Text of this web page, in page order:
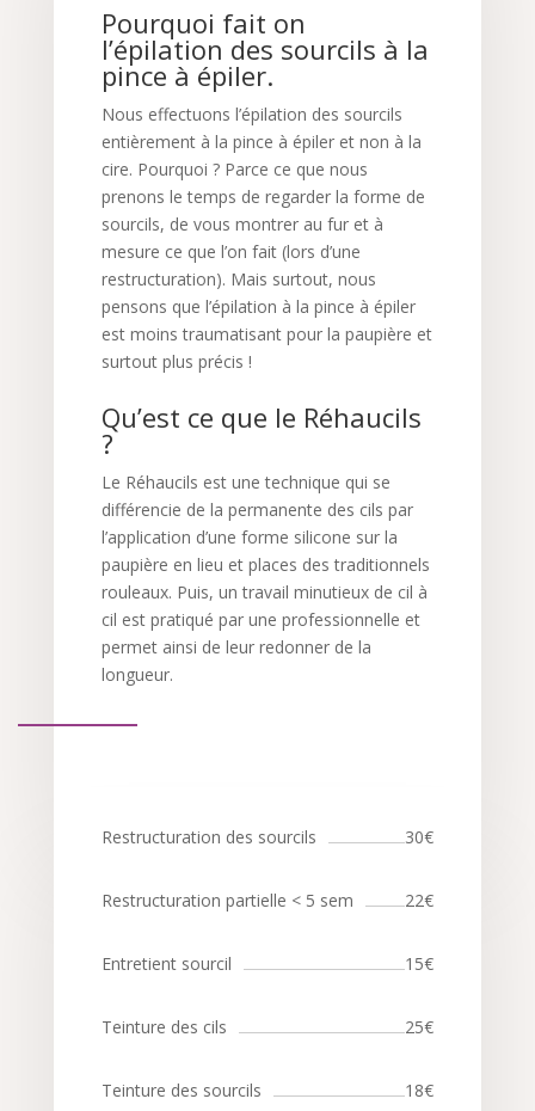
Pourquoi fait on
l’épilation des sourcils à la
pince à épiler.
Nous effectuons l’épilation des sourcils
entièrement à la pince à épiler et non à la
cire. Pourquoi ? Parce ce que nous
prenons le temps de regarder la forme de
sourcils, de vous montrer au fur et à
mesure ce que l’on fait (lors d’une
restructuration). Mais surtout, nous
pensons que l’épilation à la pince à épiler
est moins traumatisant pour la paupière et
surtout plus précis !
Qu’est ce que le Réhaucils
?
Le Réhaucils est une technique qui se
différencie de la permanente des cils par
l’application d’une forme silicone sur la
paupière en lieu et places des traditionnels
rouleaux. Puis, un travail minutieux de cil à
cil est pratiqué par une professionnelle et
permet ainsi de leur redonner de la
longueur.
Restructuration des sourcils 30€
Restructuration partielle < 5 sem 22€
Entretient sourcil 15€
Teinture des cils 25€
Teinture des sourcils 18€